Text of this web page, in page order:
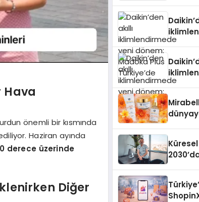
Hava
önemli bir kısmında
Haziran ayında
derece üzerinde
Diğer
dönem:
dönem: